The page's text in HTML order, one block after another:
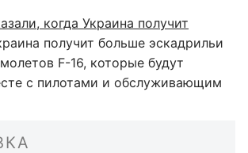
когда Украина получит
получит больше эскадрильи
F-16, которые будут
с пилотами и обслуживающим